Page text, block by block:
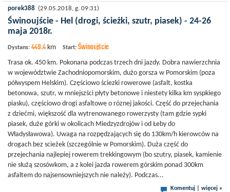
porek388 (29.05.2018, g. 09:31)
Świnoujście - Hel (drogi, ścieżki, szutr, piasek) - 24-26
maja 2018r.
Dystans: 449.4 km Start: Świnoujście
Trasa ok. 450 km. Pokonana podczas trzech dni jazdy. Dobra nawierzchnia
w województwie Zachodniopomorskim, dużo gorsza w Pomorskim (poza
półwyspem Helskim). Częściowo ściezki rowerowe (asfalt, kostka
betonowa, szutr, w mniejszści płyty betonowe i niestety kilka km syspkiego
piasku), częściowo drogi asfaltowe o róznej jakości. Część do przejechania
z dziećmi, większość dla wytrenowanego rowerzysty (tam gdzie sypki
piasek, duże górki w okolicach Miedzyzdrojów i od Łeby do
Władysławowa). Uwaga na rozpędzających się do 130km/h kierowców na
drogach bez scieżek (szczególnie w Pomorskim). Duża część do
przejechania najlepiej rowerem trekkingowym (bo szutry, piasek, kamienie
nie służą szosówkom, a z kolei jazda rowerem górskim ponad 300km
asfaltem do najsensowniejszych nie należy). Podczas...
Komentuj więcej »